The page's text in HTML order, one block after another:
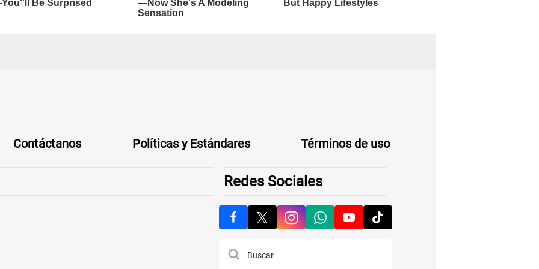
Contáctanos Políticas y Estándares Términos de uso
Redes Sociales